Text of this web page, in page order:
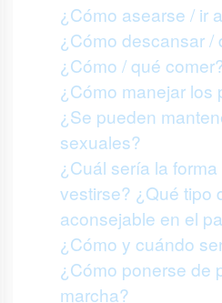
¿Cómo asearse / ir
¿Cómo descansar /
¿Cómo / qué
¿Cómo manejar los
¿Se pueden
sexuales?
¿Cuál sería la
vestirse? ¿Qué tipo
aconsejable en el
¿Cómo y cuándo
¿Cómo ponerse de
marcha?